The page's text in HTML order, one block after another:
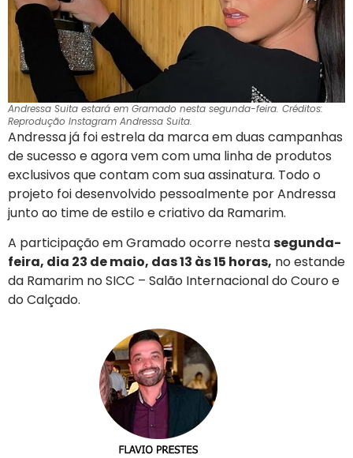
Andressa Suita estará em Gramado nesta segunda-feira. Créditos:
Reprodução Instagram Andressa Suita.
Andressa já foi estrela da marca em duas campanhas
de sucesso e agora vem com uma linha de produtos
exclusivos que contam com sua assinatura. Todo o
projeto foi desenvolvido pessoalmente por Andressa
junto ao time de estilo e criativo da Ramarim.
A participação em Gramado ocorre nestasegunda-
feira, dia 23 de maio, das 13 às 15 horas, no estande
da Ramarim no SICC – Salão Internacional do Couro e
do Calçado.